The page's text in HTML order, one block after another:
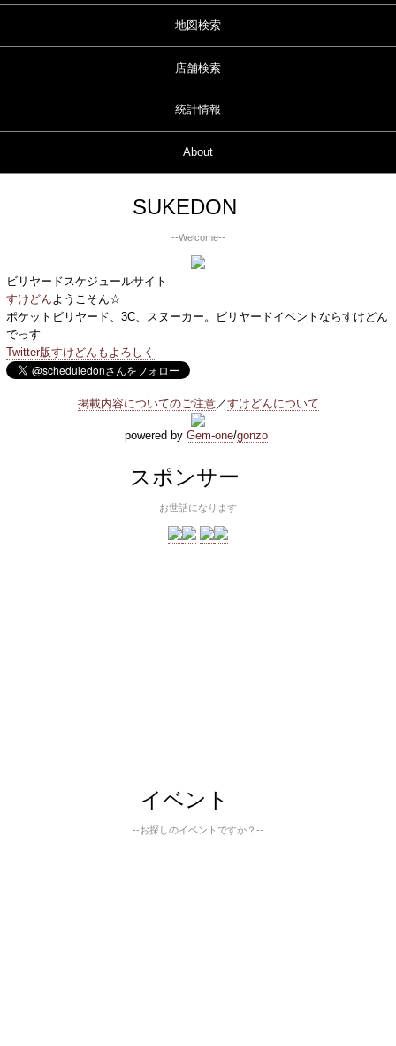
地図検索
店舗検索
統計情報
About
SUKEDON
--Welcome--
ビリヤードスケジュールサイト
すけどんようこそん☆
ポケットビリヤード、3C、スヌーカー。ビリヤードイベントならすけどん
でっす
Twitter版すけどんもよろしく
掲載内容についてのご注意／すけどんについて
powered by Gem-one/gonzo
スポンサー
--お世話になります--
イベント
--お探しのイベントですか？--